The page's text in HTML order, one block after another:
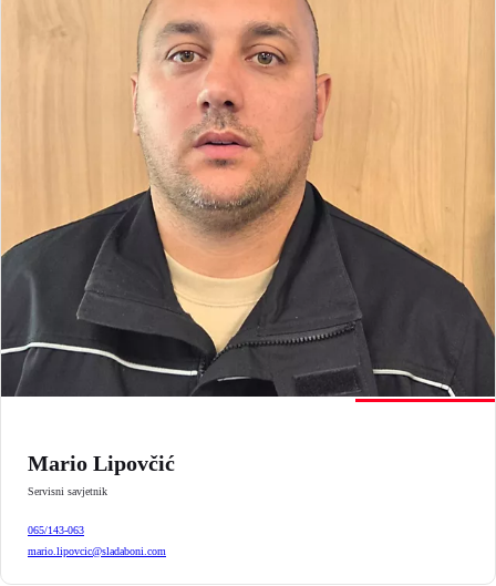
Mario Lipovčić
Servisni savjetnik
065/143-063
mario.lipovcic@sladaboni.com